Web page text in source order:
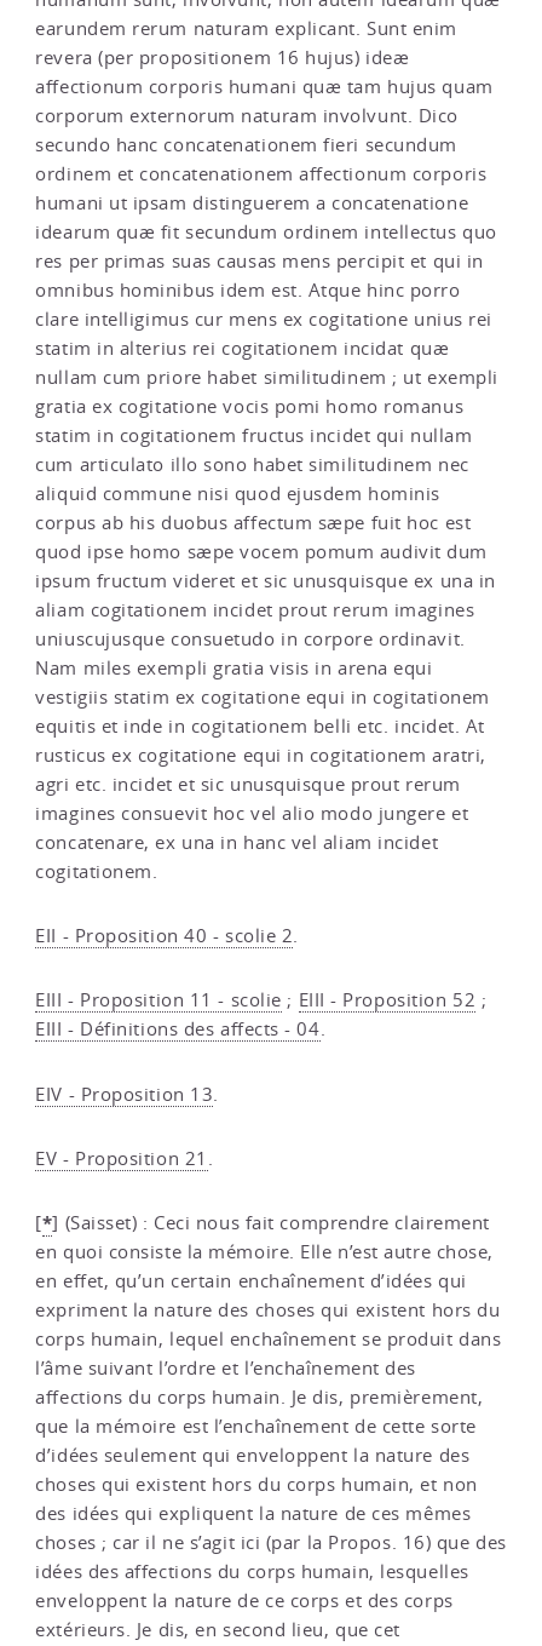
earundem rerum naturam explicant. Sunt enim
revera (per propositionem 16 hujus) ideæ
affectionum corporis humani quæ tam hujus quam
corporum externorum naturam involvunt. Dico
secundo hanc concatenationem fieri secundum
ordinem et concatenationem affectionum corporis
humani ut ipsam distinguerem a concatenatione
idearum quæ fit secundum ordinem intellectus quo
res per primas suas causas mens percipit et qui in
omnibus hominibus idem est. Atque hinc porro
clare intelligimus cur mens ex cogitatione unius rei
statim in alterius rei cogitationem incidat quæ
nullam cum priore habet similitudinem ; ut exempli
gratia ex cogitatione vocis pomi homo romanus
statim in cogitationem fructus incidet qui nullam
cum articulato illo sono habet similitudinem nec
aliquid commune nisi quod ejusdem hominis
corpus ab his duobus affectum sæpe fuit hoc est
quod ipse homo sæpe vocem pomum audivit dum
ipsum fructum videret et sic unusquisque ex una in
aliam cogitationem incidet prout rerum imagines
uniuscujusque consuetudo in corpore ordinavit.
Nam miles exempli gratia visis in arena equi
vestigiis statim ex cogitatione equi in cogitationem
equitis et inde in cogitationem belli etc. incidet. At
rusticus ex cogitatione equi in cogitationem aratri,
agri etc. incidet et sic unusquisque prout rerum
imagines consuevit hoc vel alio modo jungere et
concatenare, ex una in hanc vel aliam incidet
cogitationem.
EII - Proposition 40 - scolie 2.
EIII - Proposition 11 - scolie ; EIII - Proposition 52 ;
EIII - Définitions des affects - 04.
EIV - Proposition 13
EV - Proposition 21 .
[*] (Saisset) : Ceci nous fait comprendre clairement
en quoi consiste la mémoire. Elle n’est autre chose,
en effet, qu’un certain enchaînement d’idées qui
expriment la nature des choses qui existent hors du
corps humain, lequel enchaînement se produit dans
l’âme suivant l’ordre et l’enchaînement des
affections du corps humain. Je dis, premièrement,
que la mémoire est l’enchaînement de cette sorte
d’idées seulement qui enveloppent la nature des
choses qui existent hors du corps humain, et non
des idées qui expliquent la nature de ces mêmes
choses ; car il ne s’agit ici (par la Propos. 16) que des
idées des affections du corps humain, lesquelles
enveloppent la nature de ce corps et des corps
extérieurs. Je dis, en second lieu, que cet